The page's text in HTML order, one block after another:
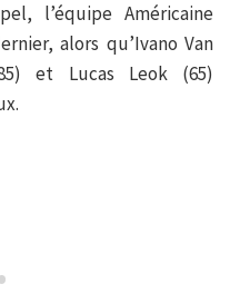
l’équipe Américaine
alors qu’Ivano Van
et Lucas Leok (65)